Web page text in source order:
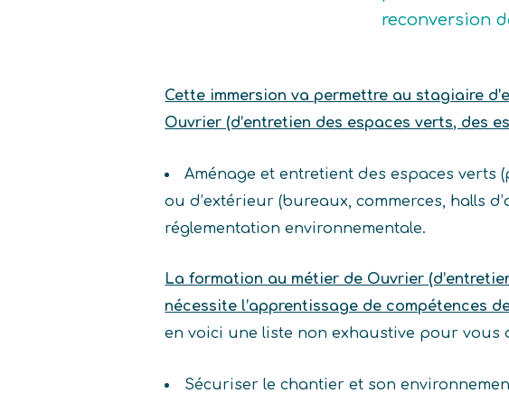
reconversion
Cette immersion va permettre au stagiaire
Ouvrier (d’entretien des espaces verts, des
Aménage et entretient des espaces
ou d’extérieur (bureaux, commerces, halls
réglementation environnementale.
La formation au métier de Ouvrier
nécessite l’apprentissage de compétences
en voici une liste non exhaustive pour vous
Sécuriser le chantier et son